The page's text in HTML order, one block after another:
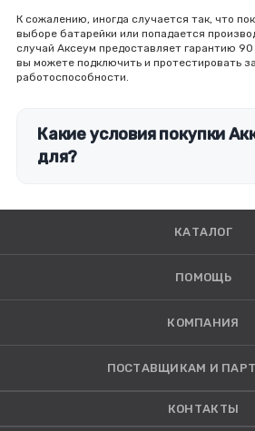
К сожалению, иногда случается так, что
выборе батарейки или попадается
случай Аксеум предоставляет гарантию
вы можете подключить и протестировать
работоспособности.
Какие условия покупки
для?
КАТАЛОГ
ПОМОЩЬ
КОМПАНИЯ
ПОСТАВЩИКАМ И
КОНТАКТЫ